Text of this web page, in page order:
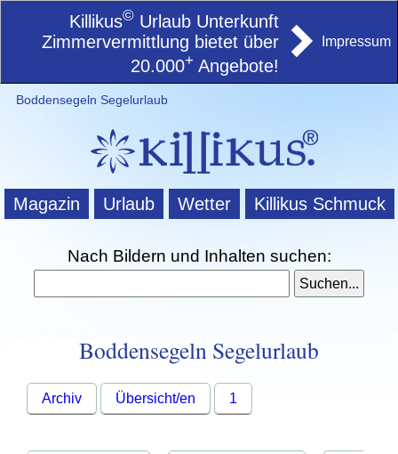
Killikus© Urlaub Unterkunft
Zimmervermittlung bietet über
20.000+ Angebote!
Impressum
Boddensegeln Segelurlaub
Magazin Urlaub Wetter Killikus Schmuck
Nach Bildern und Inhalten suchen:
Boddensegeln Segelurlaub
Archiv Übersicht/en 1